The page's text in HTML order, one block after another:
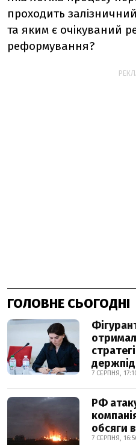
проходить
та яким є очікуваний
реформування?
ГОЛОВНЕ СЬОГОДНІ
7 СЕРПНЯ,
РФ
обсяги
7 СЕРПНЯ,